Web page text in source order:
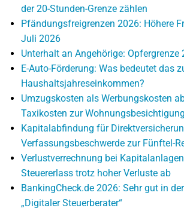
der 20-Stunden-Grenze zählen
Pfändungsfreigrenzen 2026: Höhere
Juli 2026
Unterhalt an Angehörige: Opfergrenze
E-Auto-Förderung: Was bedeutet das
Haushaltsjahreseinkommen?
Umzugskosten als Werbungskosten
Taxikosten zur Wohnungsbesichtigung
Kapitalabfindung für
Verfassungsbeschwerde zur Fünftel-
Verlustverrechnung bei
Steuererlass trotz hoher Verluste ab
BankingCheck.de 2026: Sehr gut in
„Digitaler Steuerberater“